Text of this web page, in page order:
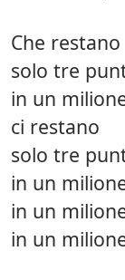
Che restano
solo tre
in un
ci restano
solo tre
in un
in un
in un